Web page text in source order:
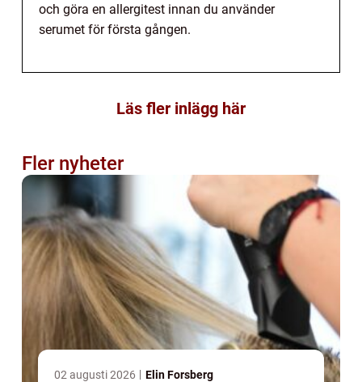
och göra en allergitest innan du använder
serumet för första gången.
Läs fler inlägg här
Fler nyheter
02 augusti 2026 Elin Forsberg